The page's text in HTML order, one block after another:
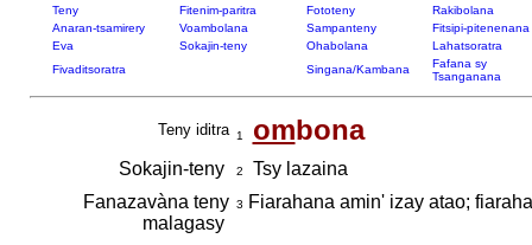
Teny Fitenim-paritra Fototeny
Rakibolana
Anaran-tsamirery
Voambolana Sampanteny
Fitsipi-pitenenana
Eva
Sokajin-teny Ohabolana
Lahatsoratra
Fivaditsoratra
Singana/Kambana
Fafana sy
Tsanganana
Teny iditra 1 ombona
Sokajin-teny 2
Tsy lazaina
Fanazavàna teny
malagasy
3 Fiarahana amin' izay atao;